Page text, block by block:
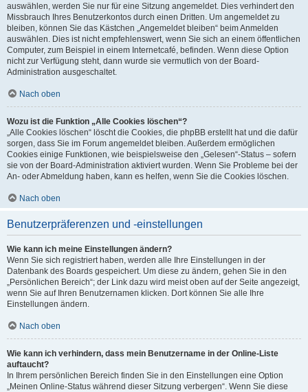
auswählen, werden Sie nur für eine Sitzung angemeldet. Dies verhindert den
Missbrauch Ihres Benutzerkontos durch einen Dritten. Um angemeldet zu
bleiben, können Sie das Kästchen „Angemeldet bleiben“ beim Anmelden
auswählen. Dies ist nicht empfehlenswert, wenn Sie sich an einem öffentlichen
Computer, zum Beispiel in einem Internetcafé, befinden. Wenn diese Option
nicht zur Verfügung steht, dann wurde sie vermutlich von der Board-
Administration ausgeschaltet.
Nach oben
Wozu ist die Funktion „Alle Cookies löschen“?
„Alle Cookies löschen“ löscht die Cookies, die phpBB erstellt hat und die dafür
sorgen, dass Sie im Forum angemeldet bleiben. Außerdem ermöglichen
Cookies einige Funktionen, wie beispielsweise den „Gelesen“-Status – sofern
sie von der Board-Administration aktiviert wurden. Wenn Sie Probleme bei der
An- oder Abmeldung haben, kann es helfen, wenn Sie die Cookies löschen.
Nach oben
Benutzerpräferenzen und -einstellungen
Wie kann ich meine Einstellungen ändern?
Wenn Sie sich registriert haben, werden alle Ihre Einstellungen in der
Datenbank des Boards gespeichert. Um diese zu ändern, gehen Sie in den
„Persönlichen Bereich“; der Link dazu wird meist oben auf der Seite angezeigt,
wenn Sie auf Ihren Benutzernamen klicken. Dort können Sie alle Ihre
Einstellungen ändern.
Nach oben
Wie kann ich verhindern, dass mein Benutzername in der Online-Liste
auftaucht?
In Ihrem persönlichen Bereich finden Sie in den Einstellungen eine Option
„Meinen Online-Status während dieser Sitzung verbergen“. Wenn Sie diese